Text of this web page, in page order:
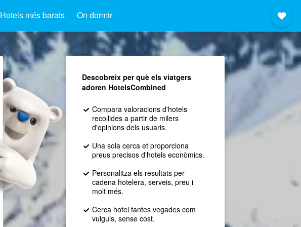
Hotels més barats On dormir
Descobreix per què els viatgers
adoren HotelsCombined
Compara valoracions d'hotels
recollides a partir de milers
d'opinions dels usuaris.
Una sola cerca et proporciona
preus precisos d'hotels econòmics.
Personalitza els resultats per
cadena hotelera, serveis, preu i
molt més.
Cerca hotel tantes vegades com
vulguis, sense cost.